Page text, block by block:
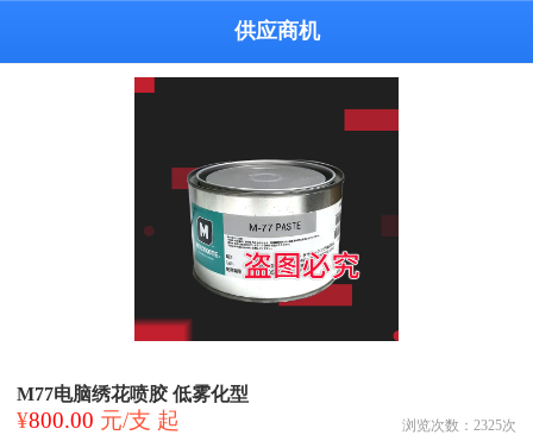
供应商机
M77电脑绣花喷胶 低雾化型
¥800.00 元/支 起 浏览次数： 2325次